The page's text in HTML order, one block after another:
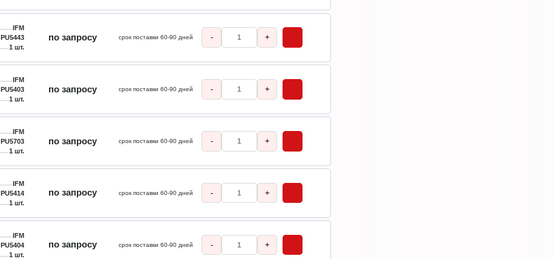
IFM
PU5443
1 шт.
по запросу срок поставки 60-90 дней - +
IFM
PU5403
1 шт.
по запросу срок поставки 60-90 дней - +
IFM
PU5703
1 шт.
по запросу срок поставки 60-90 дней - +
IFM
PU5414
1 шт.
по запросу срок поставки 60-90 дней - +
IFM
PU5404
1 шт.
по запросу срок поставки 60-90 дней - +